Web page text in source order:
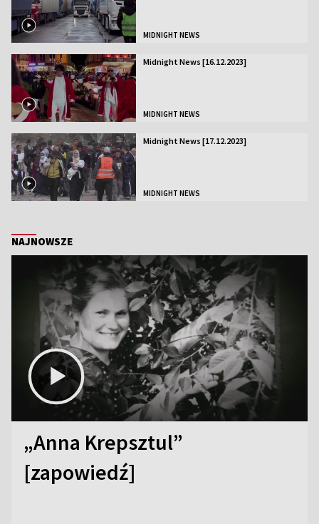
MIDNIGHT NEWS
Midnight News [16.12.2023]
MIDNIGHT NEWS
Midnight News [17.12.2023]
MIDNIGHT NEWS
NAJNOWSZE
„Anna Krepsztul”
[zapowiedź]